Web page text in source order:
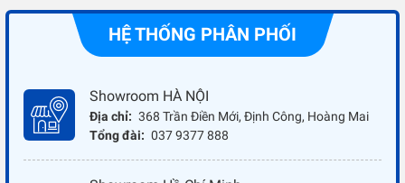
HỆ THỐNG PHÂN PHỐI
Showroom HÀ NỘI
Địa chỉ: 368 Trần Điền Mới, Định Công, Hoàng Mai
Tổng đài: 037 9377 888